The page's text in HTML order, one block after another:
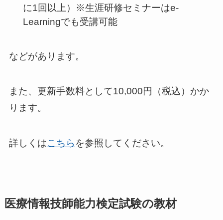
に1回以上）※生涯研修セミナーはe-
Learningでも受講可能
などがあります。
また、更新手数料として10,000円（税込）かか
ります。
詳しくはこちら を参照してください。
医療情報技師能力検定試験の教材